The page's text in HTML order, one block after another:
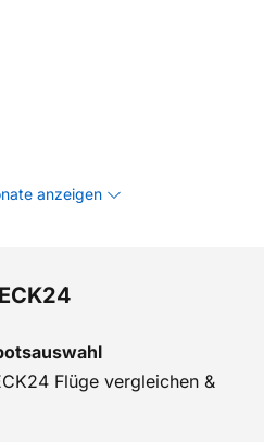
anzeigen
Flüge vergleichen &